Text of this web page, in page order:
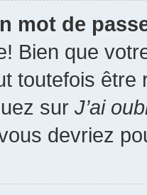
mot de
Bien que
toutefois
sur J’ai
devriez